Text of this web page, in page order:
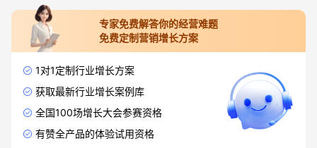
专家免费解答你的经营难题
免费定制营销增长方案
1对1定制行业增长方案
获取最新行业增长案例库
全国100场增长大会参赛资格
有赞全产品的体验试用资格